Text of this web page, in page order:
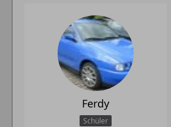
Ferdy
Schüler